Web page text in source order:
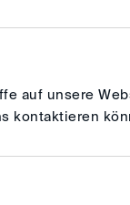
auf unsere
kontaktieren